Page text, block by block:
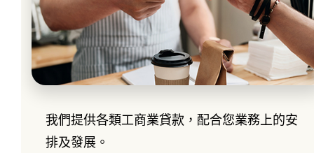
貸款
我們提供各類工商業貸款，配合您業務上的安
排及發展。